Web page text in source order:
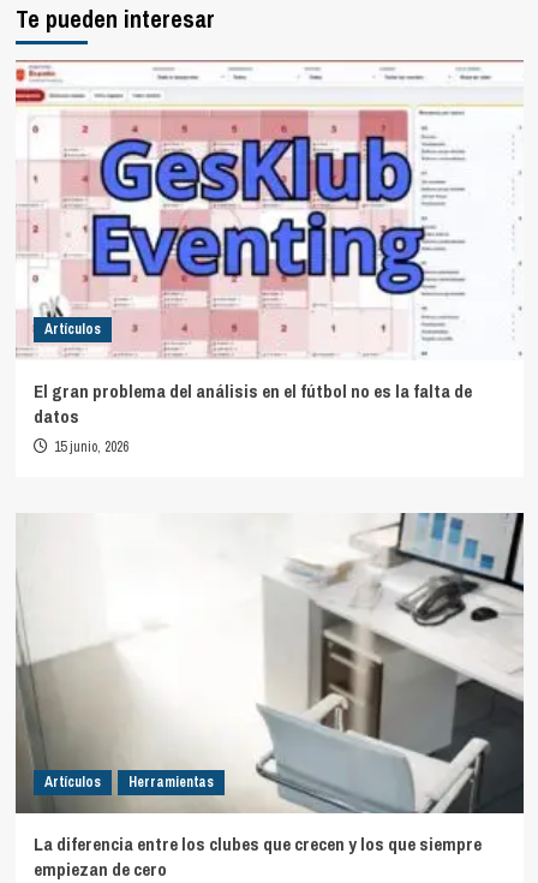
Te pueden interesar
Artículos
El gran problema del análisis en el fútbol no es la falta de
datos
15 junio, 2026
Artículos Herramientas
La diferencia entre los clubes que crecen y los que siempre
empiezan de cero